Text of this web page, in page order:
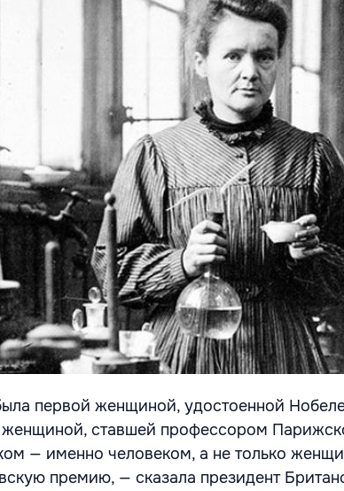
первой женщиной, удостоенной
ставшей профессором
— именно человеком, а не только
премию, — сказала президент